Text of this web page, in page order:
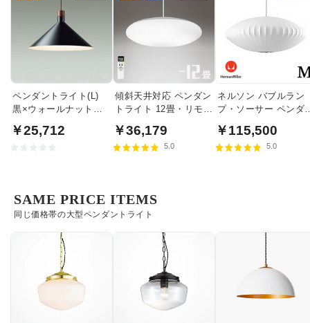
ペンダントライト(L)
黒×ウォールナット色
￥25,712
傾斜天井対応 ペンダン
トライト 12畳・リモコ
￥36,179
5.0
ネルソン バブルラン
プ・ソーサー ペンダ
｜ハーマンミラー
￥115,500
5.0
同じ価格帯の大型ペンダントライト
SAME PRICE ITEMS